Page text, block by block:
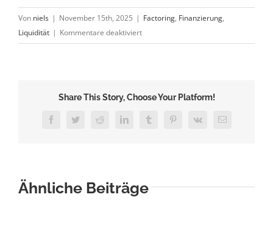
Von niels | November 15th, 2025 | Factoring, Finanzierung,
Liquidität | Kommentare deaktiviertfür
Was
Share This Story, Choose Your Platform!
FacebookTwitterReddit LinkedInTumblrPinterest
Vk
E-
Ähnliche Beiträge